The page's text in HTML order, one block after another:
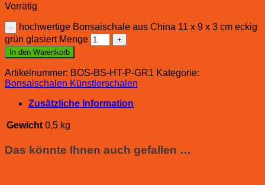
Vorrätig
hochwertige Bonsaischale aus China 11 x 9 x 3 cm eckig
grün glasiert Menge
In den Warenkorb
Artikelnummer: BOS-BS-HT-P-GR1 Kategorie:
Bonsaischalen Künstlerschalen
Zusätzliche Information
Gewicht 0,5 kg
Das könnte Ihnen auch gefallen …